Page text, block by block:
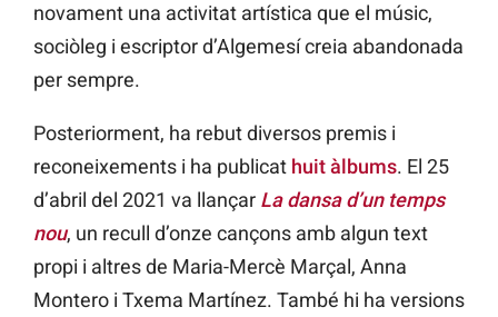
novament una activitat artística que el músic,
sociòleg i escriptor d’Algemesí creia abandonada
per sempre.
Posteriorment, ha rebut diversos premis i
reconeixements i ha publicat huit àlbums. El 25
d’abril del 2021 va llançar La dansa d’un temps
nou, un recull d’onze cançons amb algun text
propi i altres de Maria-Mercè Marçal, Anna
Montero i Txema Martínez. També hi ha versions